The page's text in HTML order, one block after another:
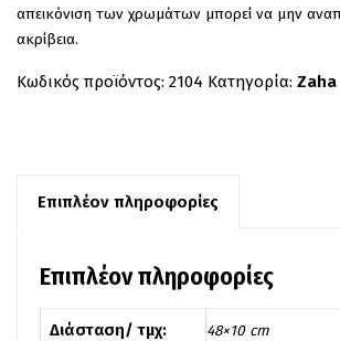
απεικόνιση των χρωμάτων μπορεί να μην
ακρίβεια.
Κωδικός προϊόντος: 2104 Κατηγορία: Zaha
Επιπλέον πληροφορίες
Επιπλέον πληροφορίες
Διάσταση/ τμχ: 48×10 cm